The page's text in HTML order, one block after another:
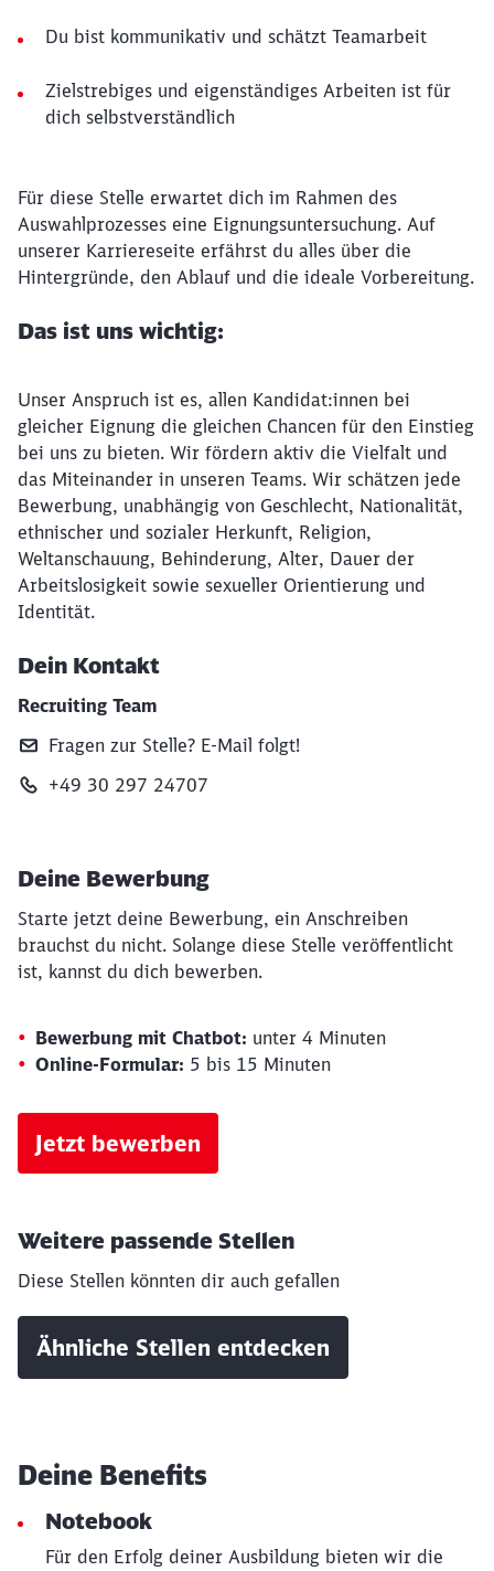
Du bist kommunikativ und schätzt Teamarbeit
Zielstrebiges und eigenständiges Arbeiten ist für
dich selbstverständlich
Für diese Stelle erwartet dich im Rahmen des
Auswahlprozesses eine Eignungsuntersuchung. Auf
unserer Karriereseite erfährst du alles über die
Hintergründe, den Ablauf und die ideale Vorbereitung.
Das ist uns wichtig:
Unser Anspruch ist es, allen Kandidat:innen bei
gleicher Eignung die gleichen Chancen für den Einstieg
bei uns zu bieten. Wir fördern aktiv die Vielfalt und
das Miteinander in unseren Teams. Wir schätzen jede
Bewerbung, unabhängig von Geschlecht, Nationalität,
ethnischer und sozialer Herkunft, Religion,
Weltanschauung, Behinderung, Alter, Dauer der
Arbeitslosigkeit sowie sexueller Orientierung und
Identität.
Dein Kontakt
Recruiting Team
Fragen zur Stelle? E‑Mail folgt!
+49 30 297 24707
Deine Bewerbung
Starte jetzt deine Bewerbung, ein Anschreiben
brauchst du nicht. Solange diese Stelle veröffentlicht
ist, kannst du dich bewerben.
Bewerbung mit Chatbot: unter 4 Minuten
Online-Formular: 5 bis 15 Minuten
Jetzt bewerben
Weitere passende Stellen
Diese Stellen könnten dir auch gefallen
Ähnliche Stellen entdecken
Deine Benefits
Notebook
Für den Erfolg deiner Ausbildung bieten wir die